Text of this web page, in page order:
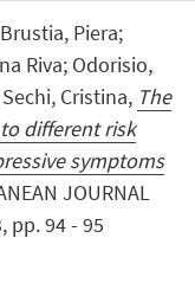
Piera;
Riva; Odorisio,
Cristina, The
different risk
symptoms
JOURNAL
pp. 94 - 95